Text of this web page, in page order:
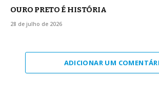
OURO PRETO É HISTÓRIA
28 de julho de 2026
ADICIONAR UM